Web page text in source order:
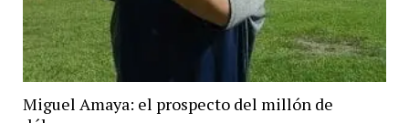
Miguel Amaya: el prospecto del millón de